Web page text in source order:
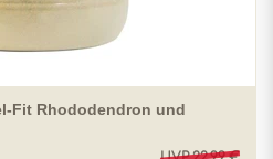
Fit Rhododendron und